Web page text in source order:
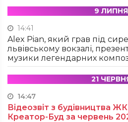
9 ЛИПНЯ
14:41
Alex Pian, який грав під
львівському вокзалі,
музики легендарних
21
14:47
Відеозвіт з будівництва
Креатор-Буд за червень